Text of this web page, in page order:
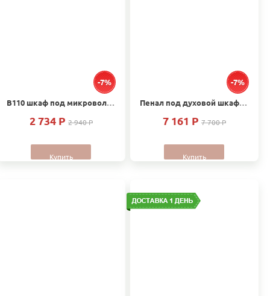
-7%
В110 шкаф под микроволновую печь корпус 600х320х700
2 734 P 2 940 P
Купить
-7%
Пенал под духовой шкаф Н94
7 161 P 7 700 P
Купить